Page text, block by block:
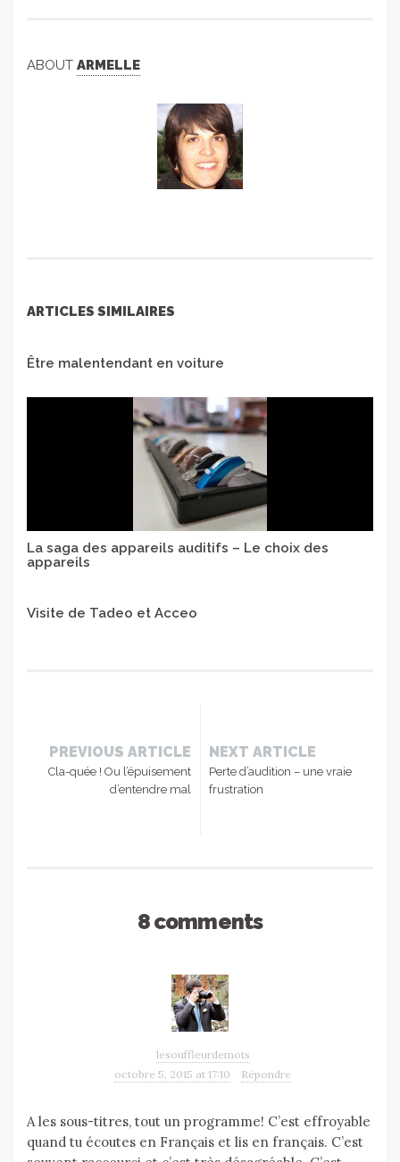
ABOUT ARMELLE
ARTICLES SIMILAIRES
Être malentendant en voiture
La saga des appareils auditifs – Le choix des
appareils
Visite de Tadeo et Acceo
PREVIOUS ARTICLE
Cla-quée ! Ou l’épuisement
d’entendre mal
NEXT ARTICLE
Perte d’audition – une vraie
frustration
8 comments
lesouffleurdemots
octobre 5, 2015 at 17:10
Répondre
A les sous-titres, tout un programme! C’est effroyable
quand tu écoutes en Français et lis en français. C’est